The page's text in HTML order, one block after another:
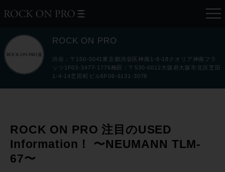
ROCK ON PRO
渋谷：〒150-0041東京都渋谷区神南1-8-18クオリア神南フラ
ッツ1F03-3477-1776梅田：〒530-0012大阪府大阪市北区芝田
1-4-14芝田町ビル6F06-6131-3078
ROCK ON PRO 注目のUSED
Information！ 〜NEUMANN TLM-
67〜